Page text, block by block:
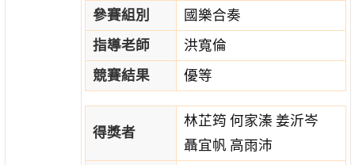
參賽組別
國樂合奏
指導老師
洪寬倫
競賽結果
優等
得獎者
林芷筠 何家溱 姜沂岑
聶宜帆 高雨沛